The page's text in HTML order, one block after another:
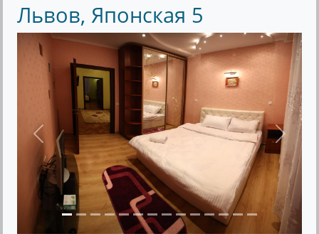
Львов, Японская 5
Предыдущее